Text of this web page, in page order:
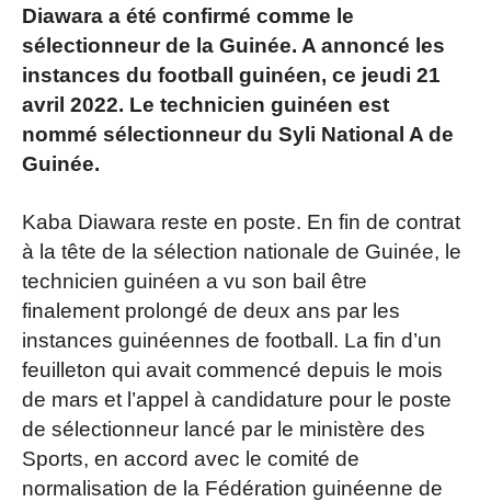
Diawara a été confirmé comme le
sélectionneur de la Guinée. A annoncé les
instances du football guinéen, ce jeudi 21
avril 2022. Le technicien guinéen est
nommé sélectionneur du Syli National A de
Guinée.
Kaba Diawara reste en poste. En fin de contrat
à la tête de la sélection nationale de Guinée, le
technicien guinéen a vu son bail être
finalement prolongé de deux ans par les
instances guinéennes de football. La fin d’un
feuilleton qui avait commencé depuis le mois
de mars et l’appel à candidature pour le poste
de sélectionneur lancé par le ministère des
Sports, en accord avec le comité de
normalisation de la Fédération guinéenne de